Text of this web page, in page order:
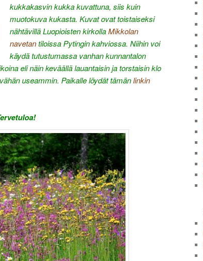
kukkakasvin kukka kuvattuna, siis kuin
muotokuva kukasta. Kuvat ovat toistaiseksi
nähtävillä Luopioisten kirkollaMikkolan
navetantiloissa Pytingin kahviossa. Niihin voi
käydä tutustumassa vanhan kunnantalon
eli näin keväällä lauantaisin ja torstaisin klo
useammin. Paikalle löydät tämänlinkin